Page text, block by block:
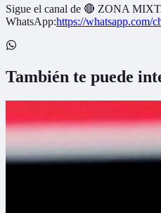
Sigue el canal de 🔴 ZONA
WhatsApp:https://whatsapp.com/
También te puede